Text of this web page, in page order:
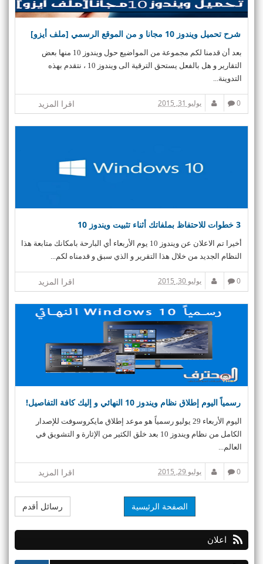
شرح تحميل ويندوز 10 مجانا و من الموقع الرسمي [ملف أيزو]
بعد أن قدمنا لكم مجموعة من المواضيع حول ويندوز 10 منها بعض
التقارير و هل بالفعل يستحق الترقية الى ويندوز 10 ، نتقدم بهذه
التدوينة...
اقرا المزيد 0 يوليو 31, 2015
3 خطوات للاحتفاظ بملفاتك أثناء تثبيت ويندوز 10
أخيرا تم الاعلان عن ويندوز 10 يوم الأربعاء أي البارحة بامكانك متابعة هذا
النظام الجديد من خلال هذا التقرير و الذي سبق و قدمناه لكم...
اقرا المزيد 0 يوليو 30, 2015
رسمياً اليوم إطلاق نظام ويندوز 10 النهائي و إليك كافة التفاصيل!
اليوم الأربعاء 29 يوليو رسمياً هو موعد إطلاق مايكروسوفت للإصدار
الكامل من نظام ويندوز 10 بعد خلق الكثير من الإثارة و التشويق في
العالم...
اقرا المزيد 0 يوليو 29, 2015
رسائل أقدم الصفحة الرئيسية
اعلان